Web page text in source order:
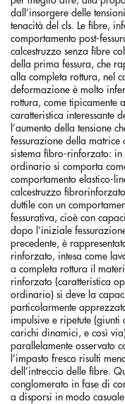
dall’insorgere delle
tenacità del cls. Le fibre,
comportamento post-
calcestruzzo senza fibre
della prima fessura, che
alla completa rottura, nel
deformazione è molto
rottura, come tipicamente
caratteristica interessante
l’aumento della tensione
fessurazione della matrice
sistema fibro-rinforzato: in
ordinario si comporta
comportamento elastico-
calcestruzzo
duttile con un
fessurativa, cioè con
dopo l’iniziale
precedente, è
rinforzato, intesa come
a completa rottura il
rinforzato (caratteristica
ordinario) si deve la
particolarmente
impulsive e ripetute
carichi dinamici, e così
parallelamente osservato
l’impasto fresco risulti
dell’intreccio delle fibre.
conglomerato in fase di
a disporsi in modo